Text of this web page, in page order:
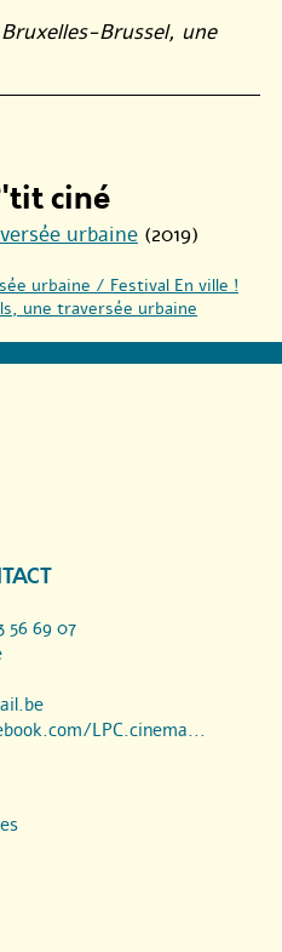
Bruxelles-Brussel, une
ciné
urbaine (2019)
urbaine / Festival En ville !
une traversée urbaine
56 69 07
LPC.cinema...